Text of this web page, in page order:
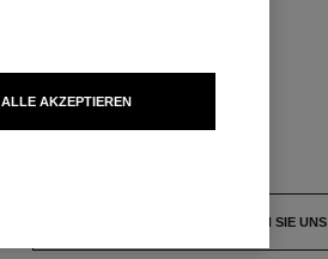
20 900 €*
KONTAKTIEREN SIE UNS
ALLE AKZEPTIEREN